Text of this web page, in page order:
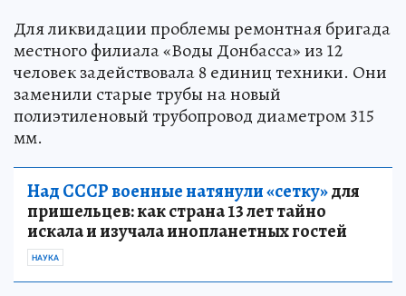
Для ликвидации проблемы ремонтная бригада
местного филиала «Воды Донбасса» из 12
человек задействовала 8 единиц техники. Они
заменили старые трубы на новый
полиэтиленовый трубопровод диаметром 315
мм.
Над СССР военные натянули «сетку»для
пришельцев: как страна 13 лет тайно
искала и изучала инопланетных гостей
НАУКА